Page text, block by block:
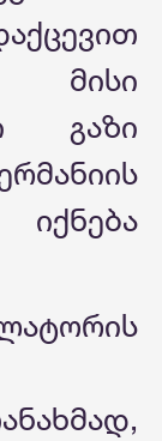
მისი
გაზი